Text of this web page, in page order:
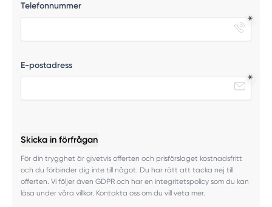
Telefonnummer
E-postadress
Skicka in förfrågan
För din trygghet är givetvis offerten och prisförslaget kostnadsfritt
och du förbinder dig inte till något. Du har rätt att tacka nej till
offerten. Vi följer även GDPR och har en integritetspolicy som du kan
läsa under våra villkor. Kontakta oss om du vill veta mer.